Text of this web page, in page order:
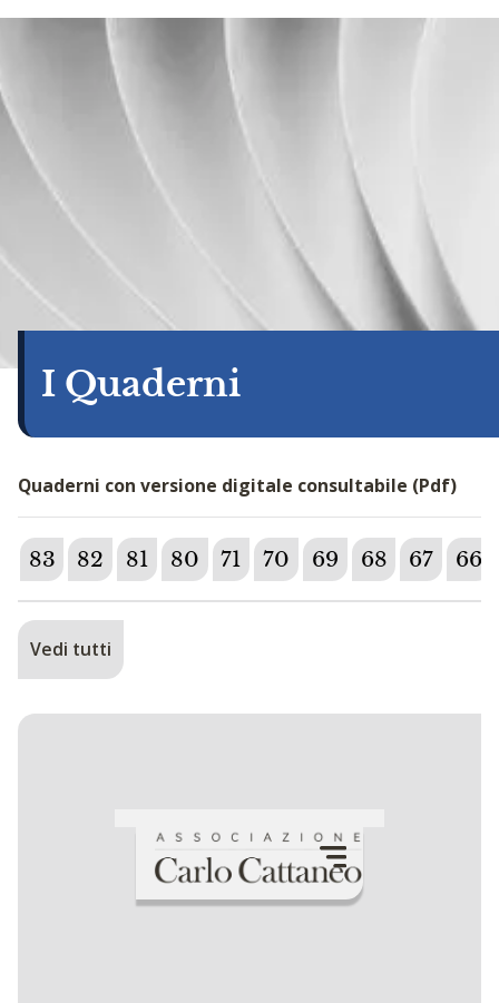
I Quaderni
Quaderni con versione digitale consultabile (Pdf)
83 82 81 80 71 70 69 68 67 66
Vedi tutti